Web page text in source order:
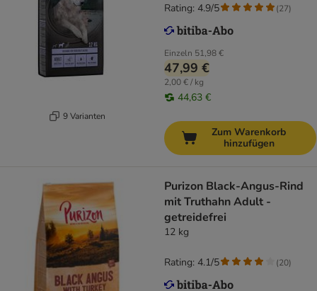
9 Varianten
Einzeln 51,98 €
47,99 €
2,00 € / kg
44,63 €
Rating: 4.9/5 (27)
Zum Warenkorb
hinzufügen
Purizon Black-Angus-Rind
mit Truthahn Adult -
getreidefrei
12 kg
Rating: 4.1/5 (20)